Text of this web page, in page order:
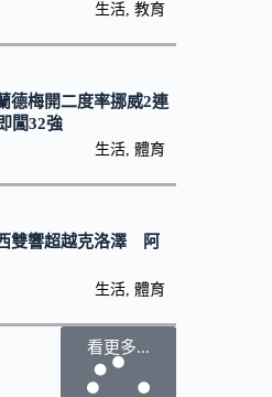
生活, 教育
德梅開二度率挪威2連
闖32強
生活, 體育
雙響超越克洛澤 阿
生活, 體育
看更多...